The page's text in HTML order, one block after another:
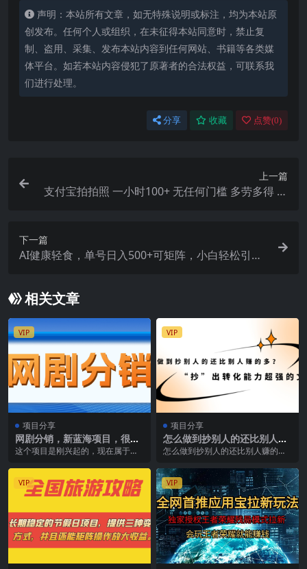
声明：本站所有文章，如无特殊说明或标注，均为本站原
创发布。任何个人或组织，在未征得本站同意时，禁止复
制、盗用、采集、发布本站内容到任何网站、书籍等各类媒
体平台。如若本站内容侵犯了原著者的合法权益，可联系我
们进行处理。
分享 收藏 点赞(0)
上一篇
支付宝拍拍照 一小时100+ 无任何门槛 多劳多得 一
下一篇
AI健康轻食，单号日入500+可矩阵，小白轻松引流
相关文章
VIP
项目分享
网剧分销，新蓝海项目，很轻
松，现在入场是非常好的时机
这个项目是刚兴起的，现在属于蓝
场是非常好的时机。 ...
VIP
项目分享
怎么做到抄别人的还比别人赚
的多？【付费文章】
怎么做到抄别人的还比别人赚的
个问题，你怎么做到...
VIP VIP